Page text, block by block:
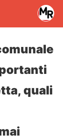
quali